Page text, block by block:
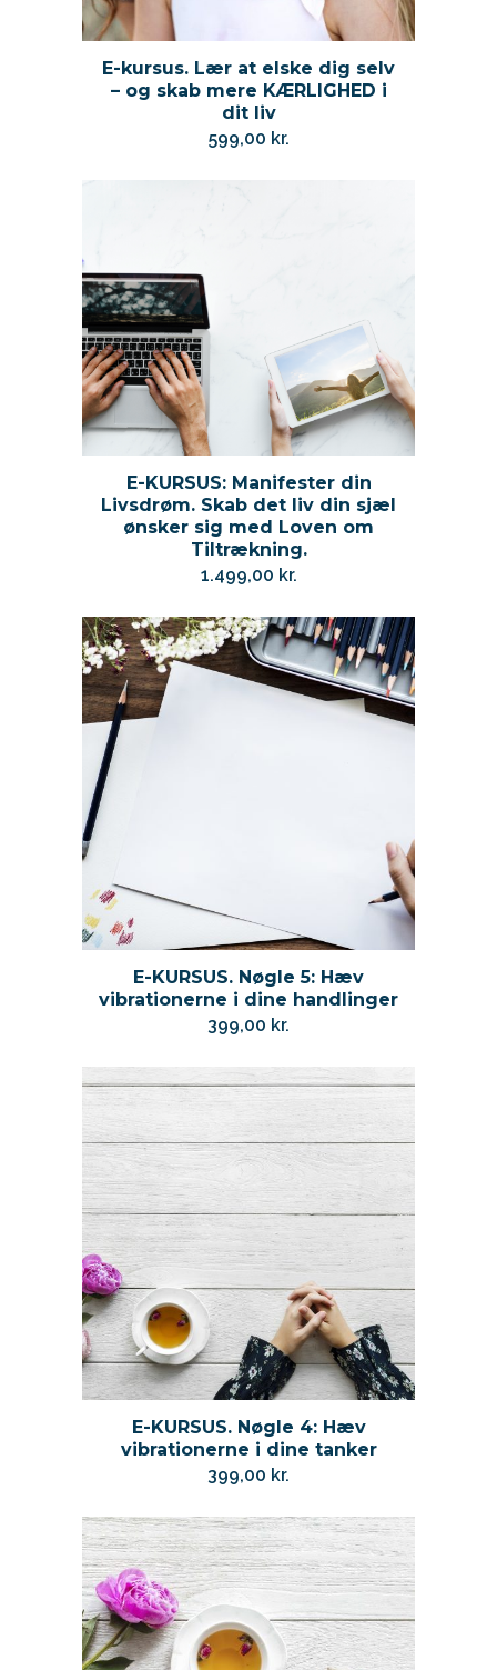
E-kursus. Lær at elske dig selv
– og skab mere KÆRLIGHED i
dit liv
599,00 kr.
E-KURSUS: Manifester din
Livsdrøm. Skab det liv din sjæl
ønsker sig med Loven om
Tiltrækning.
1.499,00 kr.
E-KURSUS. Nøgle 5: Hæv
vibrationerne i dine handlinger
399,00 kr.
E-KURSUS. Nøgle 4: Hæv
vibrationerne i dine tanker
399,00 kr.